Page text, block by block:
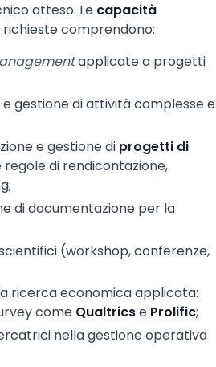
atteso. Le capacità
richieste comprendono:
applicate a progetti
gestione di attività complesse e
e gestione di progetti di
regole di rendicontazione,
di documentazione per la
(workshop, conferenze,
ricerca economica applicata:
come Qualtricse Prolific;
nella gestione operativa